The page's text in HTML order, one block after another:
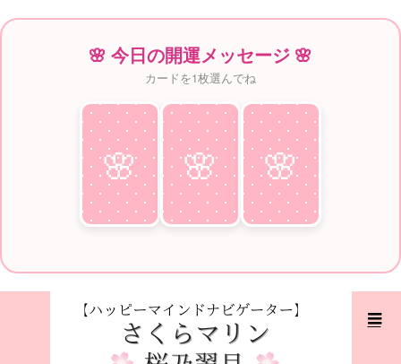
🌸 今日の開運メッセージ 🌸
カードを1枚選んでね
🌸
♥ 🌸
♥ 🌸
♥